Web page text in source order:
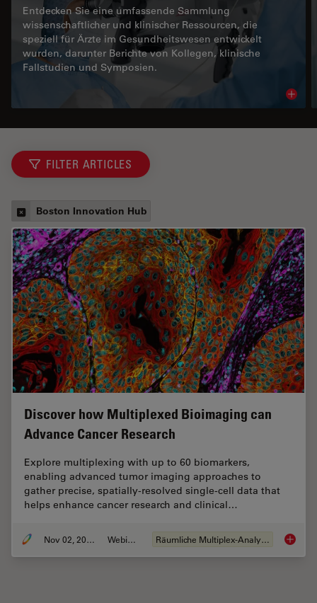
Entdecken Sie eine umfassende Sammlung
wissenschaftlicher und klinischer Ressourcen, die
speziell für Ärzte im Gesundheitswesen entwickelt
wurden, darunter Berichte von Kollegen, klinische
Fallstudien und Symposien.
FILTER ARTICLES
Boston Innovation Hub
Discover how Multiplexed Bioimaging can
Advance Cancer Research
Explore multiplexing with up to 60 biomarkers,
enabling advanced tumor imaging approaches to
gather precise, spatially-resolved single-cell data that
helps enhance cancer research and clinical…
Nov 02, 2023 Webinar Räumliche Multiplex-Analyse